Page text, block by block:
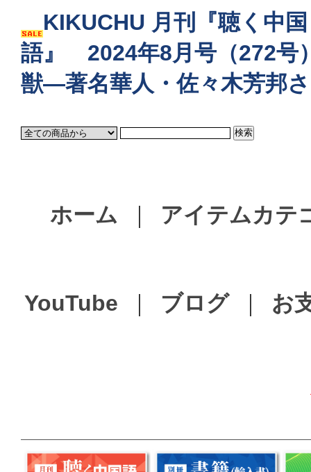
KIKUCHU 月刊『聴く中国
語』 2024年8月号（272号
獣―著名華人・佐々木芳邦
ホーム アイテムカテ
YouTube ブログ お